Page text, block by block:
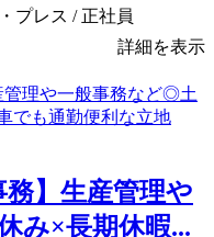
プレス / 正社員
詳細を表示
務】生産管理や
み×長期休暇...